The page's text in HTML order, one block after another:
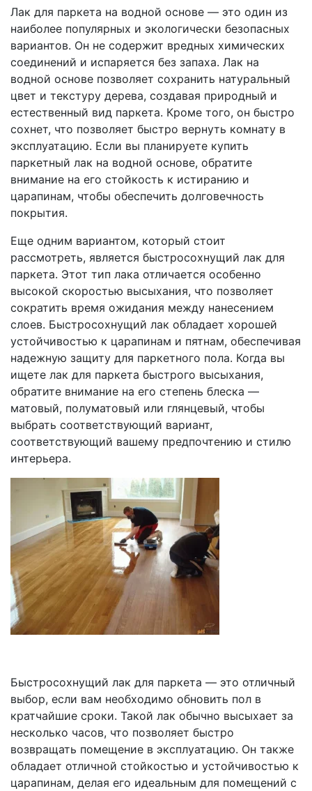
Лак для паркета на водной основе — это один из
наиболее популярных и экологически безопасных
вариантов. Он не содержит вредных химических
соединений и испаряется без запаха. Лак на
водной основе позволяет сохранить натуральный
цвет и текстуру дерева, создавая природный и
естественный вид паркета. Кроме того, он быстро
сохнет, что позволяет быстро вернуть комнату в
эксплуатацию. Если вы планируете купить
паркетный лак на водной основе, обратите
внимание на его стойкость к истиранию и
царапинам, чтобы обеспечить долговечность
покрытия.
Еще одним вариантом, который стоит
рассмотреть, является быстросохнущий лак для
паркета. Этот тип лака отличается особенно
высокой скоростью высыхания, что позволяет
сократить время ожидания между нанесением
слоев. Быстросохнущий лак обладает хорошей
устойчивостью к царапинам и пятнам, обеспечивая
надежную защиту для паркетного пола. Когда вы
ищете лак для паркета быстрого высыхания,
обратите внимание на его степень блеска —
матовый, полуматовый или глянцевый, чтобы
выбрать соответствующий вариант,
соответствующий вашему предпочтению и стилю
интерьера.
Быстросохнущий лак для паркета — это отличный
выбор, если вам необходимо обновить пол в
кратчайшие сроки. Такой лак обычно высыхает за
несколько часов, что позволяет быстро
возвращать помещение в эксплуатацию. Он также
обладает отличной стойкостью и устойчивостью к
царапинам, делая его идеальным для помещений с